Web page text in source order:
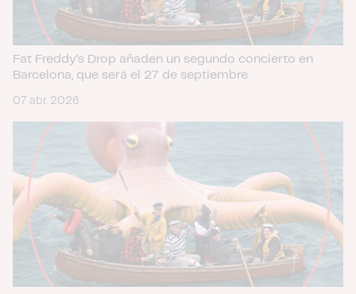
Fat Freddy’s Drop añaden un segundo concierto en
Barcelona, que será el 27 de septiembre
07 abr. 2026